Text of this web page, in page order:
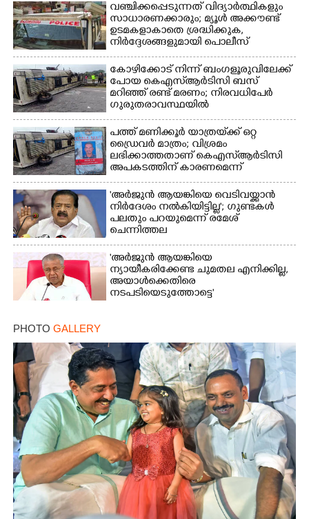
വഞ്ചിക്കപ്പെടുന്നത് വിദ്യാർത്ഥികളും
സാധാരണക്കാരും; മ്യൂൾ അക്കൗണ്ട്
ഉടമകളാകാതെ ശ്രദ്ധിക്കുക,
നിർദ്ദേശങ്ങളുമായി പൊലീസ്
കോഴിക്കോട് നിന്ന് ബംഗളൂരുവിലേക്ക്
പോയ കെഎസ്‌ആർടിസി ബസ്
മറിഞ്ഞ് രണ്ട് മരണം; നിരവധിപേർ
ഗുരുതരാവസ്ഥയിൽ
പത്ത് മണിക്കൂർ യാത്രയ്‌ക്ക് ഒറ്റ
ഡ്രൈവർ മാത്രം; വിശ്രമം
ലഭിക്കാത്തതാണ് കെഎസ്‌ആർടിസി
അപകടത്തിന് കാരണമെന്ന്
വിമർശനം
'അർജുൻ ആയങ്കിയെ വെടിവയ്ക്കാൻ
നിർദേശം നൽകിയിട്ടില്ല'; ഗുണ്ടകൾ
പലതും പറയുമെന്ന് രമേശ്
ചെന്നിത്തല
'അർജുൻ ആയങ്കിയെ
ന്യായീകരിക്കേണ്ട ചുമതല എനിക്കില്ല,
അയാൾക്കെതിരെ
നടപടിയെടുത്തോട്ടെ'
PHOTO GALLERY